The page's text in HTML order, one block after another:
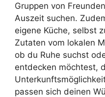
Gruppen von
Auszeit suchen.
eigene Küche, selbst
Zutaten vom lokalen
ob du Ruhe suchst
entdecken möchtest,
passen sich deinen